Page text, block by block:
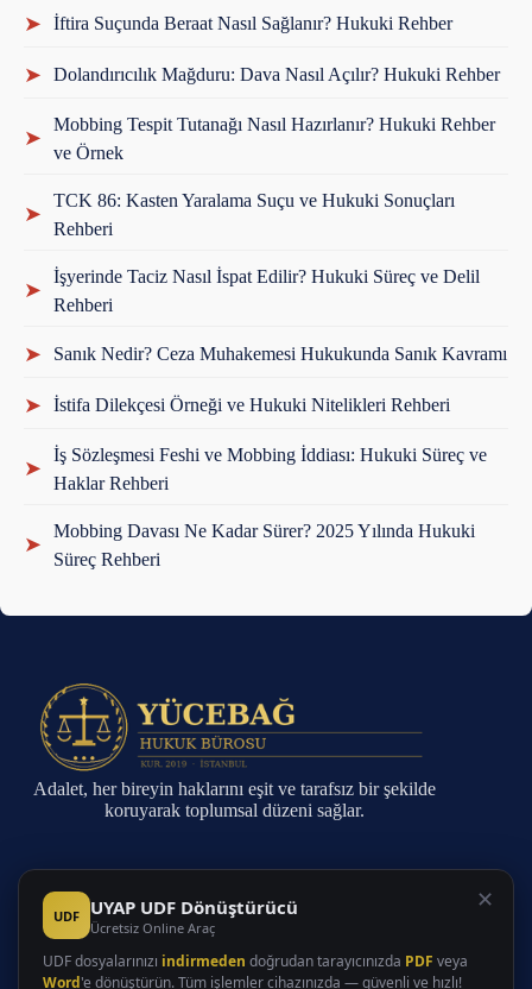
➤ İftira Suçunda Beraat Nasıl Sağlanır? Hukuki Rehber
➤ Dolandırıcılık Mağduru: Dava Nasıl Açılır? Hukuki Rehber
➤
Mobbing Tespit Tutanağı Nasıl Hazırlanır? Hukuki Rehber
ve Örnek
➤
TCK 86: Kasten Yaralama Suçu ve Hukuki Sonuçları
Rehberi
➤
İşyerinde Taciz Nasıl İspat Edilir? Hukuki Süreç ve Delil
Rehberi
➤ Sanık Nedir? Ceza Muhakemesi Hukukunda Sanık Kavramı
➤ İstifa Dilekçesi Örneği ve Hukuki Nitelikleri Rehberi
➤
İş Sözleşmesi Feshi ve Mobbing İddiası: Hukuki Süreç ve
Haklar Rehberi
➤
Mobbing Davası Ne Kadar Sürer? 2025 Yılında Hukuki
Süreç Rehberi
Adalet, her bireyin haklarını eşit ve tarafsız bir şekilde
koruyarak toplumsal düzeni sağlar.
Faaliyet Alanları
Hakkında
✕
UDF UYAP UDF Dönüştürücü
Ücretsiz Online Araç
UDF dosyalarınızı indirmeden doğrudan tarayıcınızda PDF veya
Word'e dönüştürün. Tüm işlemler cihazınızda — güvenli ve hızlı!